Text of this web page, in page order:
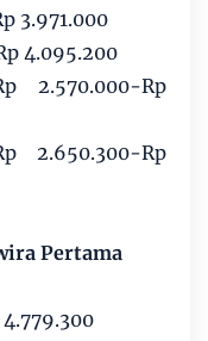
3.971.000
4.095.200
2.570.000-Rp
2.650.300-Rp
Pertama